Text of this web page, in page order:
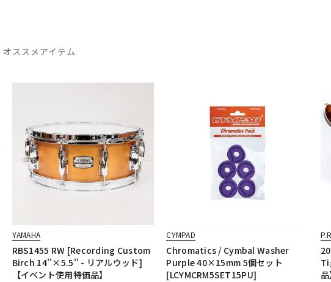
オススメアイテム
YAMAHA
RBS1455 RW [Recording Custom
Birch 14''×5.5'' - リアルウッド]
【イベント使用特価品】
CYMPAD
Chromatics / Cymbal Washer
Purple 40×15mm 5個セット
[LCYMCRM5SET15PU]
品